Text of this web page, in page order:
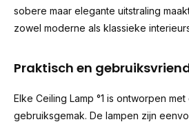
sobere maar elegante uitstraling
zowel moderne als klassieke
Praktisch en
Elke Ceiling Lamp °1 is ontworpen
gebruiksgemak. De lampen zijn